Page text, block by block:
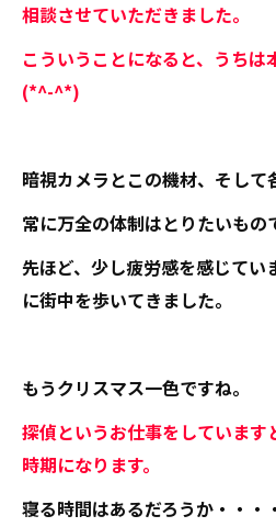
相談させていただきました。
こういうことになると、うちは
(*^-^*)
暗視カメラとこの機材、そして
常に万全の体制はとりたいもの
先ほど、少し疲労感を感じてい
に街中を歩いてきました。
もうクリスマス一色ですね。
探偵というお仕事をしています
時期になります。
寝る時間はあるだろうか・・・